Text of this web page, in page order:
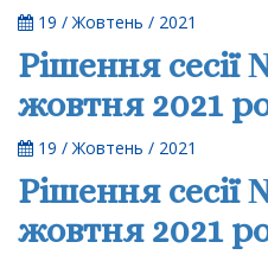
19 / Жовтень / 2021
Рішення сесії
жовтня 2021
19 / Жовтень / 2021
Рішення сесії
жовтня 2021